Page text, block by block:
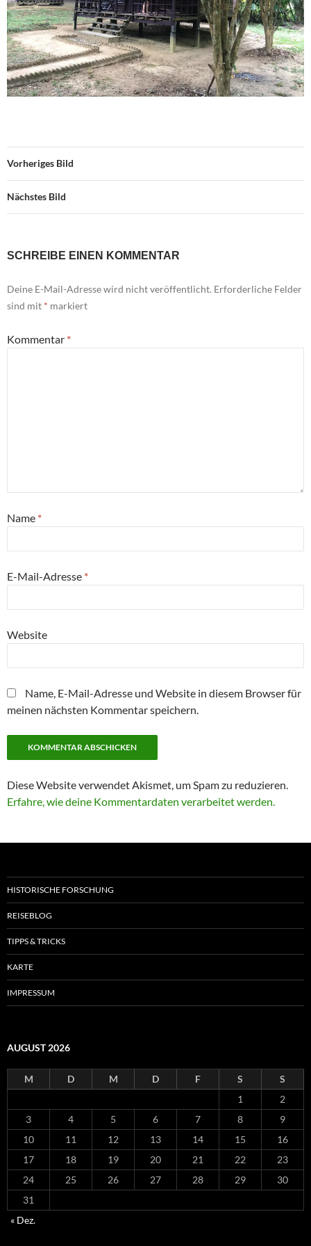
Vorheriges Bild
Nächstes Bild
SCHREIBE EINEN KOMMENTAR
Deine E-Mail-Adresse wird nicht veröffentlicht. Erforderliche Felder
sind mit * markiert
Kommentar *
Name *
E-Mail-Adresse *
Website
Name, E-Mail-Adresse und Website in diesem Browser für
meinen nächsten Kommentar speichern.
Diese Website verwendet Akismet, um Spam zu reduzieren.
Erfahre, wie deine Kommentardaten verarbeitet werden.
HISTORISCHE FORSCHUNG
REISEBLOG
TIPPS & TRICKS
KARTE
IMPRESSUM
AUGUST 2026
M D M D F S
S
1
2
3
4 5 6 7 8
9
10
11 12 13 14 15
16
17
18 19 20 21 22
23
24
25 26 27 28 29
30
31
« Dez.